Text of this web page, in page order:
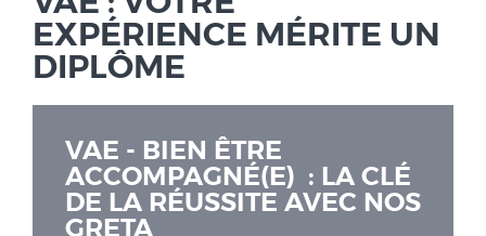
EXPÉRIENCE MÉRITE UN
DIPLÔME
VAE - BIEN ÊTRE
ACCOMPAGNÉ(E) : LA CLÉ
DE LA RÉUSSITE AVEC NOS
GRETA